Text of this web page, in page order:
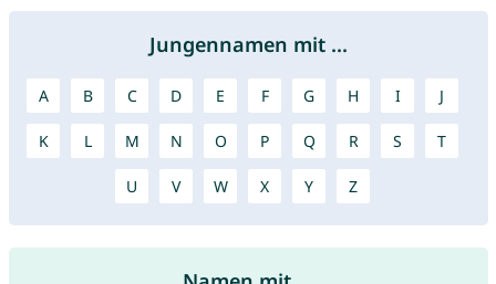
Jungennamen mit ...
A B C D E F G H I J
K L M N O P Q R S T
U V W X Y Z